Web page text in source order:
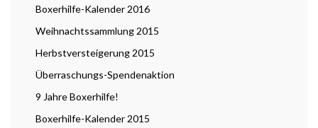
Boxerhilfe-Kalender 2016
Weihnachtssammlung 2015
Herbstversteigerung 2015
Überraschungs-Spendenaktion
9 Jahre Boxerhilfe!
Boxerhilfe-Kalender 2015